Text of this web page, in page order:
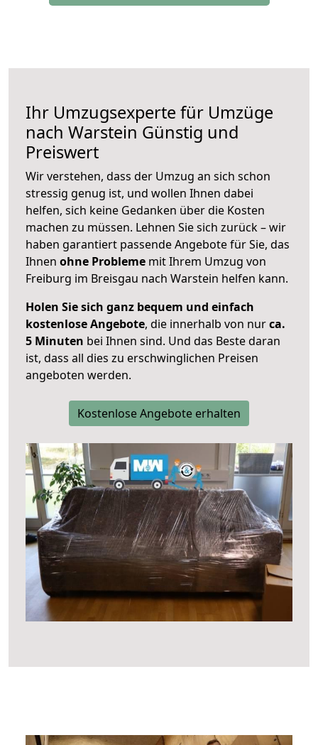
Ihr Umzugsexperte für Umzüge
nach Warstein Günstig und
Preiswert
Wir verstehen, dass der Umzug an sich schon
stressig genug ist, und wollen Ihnen dabei
helfen, sich keine Gedanken über die Kosten
machen zu müssen. Lehnen Sie sich zurück – wir
haben garantiert passende Angebote für Sie, das
Ihnen ohne Probleme mit Ihrem Umzug von
Freiburg im Breisgau nach Warstein helfen kann.
Holen Sie sich ganz bequem und einfach
kostenlose Angebote, die innerhalb von nurca.
5 Minuten bei Ihnen sind. Und das Beste daran
ist, dass all dies zu erschwinglichen Preisen
angeboten werden.
Kostenlose Angebote erhalten